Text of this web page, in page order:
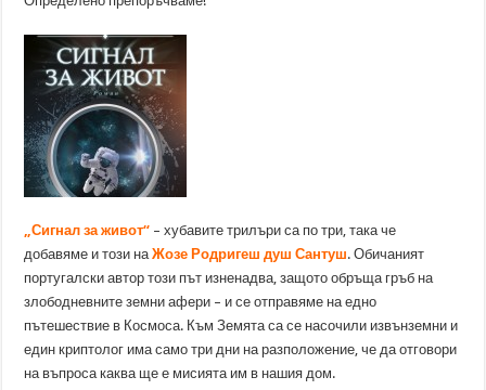
„Сигнал за живот“ – хубавите трилъри са по три, така че
добавяме и този наЖозе Родригеш душ Сантуш. Обичаният
португалски автор този път изненадва, защото обръща гръб на
злободневните земни афери – и се отправяме на едно
пътешествие в Космоса. Към Земята са се насочили извънземни и
един криптолог има само три дни на разположение, че да отговори
на въпроса каква ще е мисията им в нашия дом.